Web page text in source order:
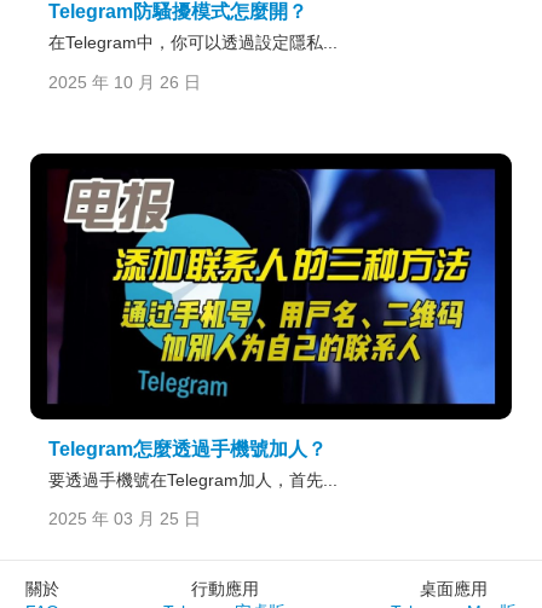
Telegram防騷擾模式怎麼開？
在Telegram中，你可以透過設定隱私...
2025 年 10 月 26 日
Telegram怎麼透過手機號加人？
要透過手機號在Telegram加人，首先...
2025 年 03 月 25 日
關於
行動應用
桌面應用